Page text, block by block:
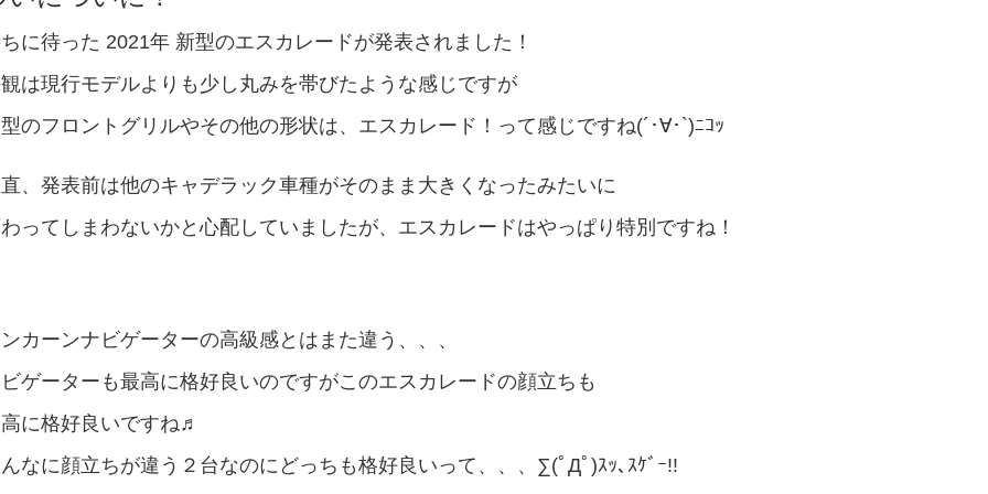
に待った 2021年 新型のエスカレードが発表されました！
は現行モデルよりも少し丸みを帯びたような感じですが
のフロントグリルやその他の形状は、エスカレード！って感じですね(´･∀･`)ﾆｺｯ
、発表前は他のキャデラック車種がそのまま大きくなったみたいに
ってしまわないかと心配していましたが、エスカレードはやっぱり特別ですね！
カーンナビゲーターの高級感とはまた違う、、、
ゲーターも最高に格好良いのですがこのエスカレードの顔立ちも
に格好良いですね♬
なに顔立ちが違う２台なのにどっちも格好良いって、、、∑(ﾟДﾟ)ｽｯ､ｽｹﾞｰ!!